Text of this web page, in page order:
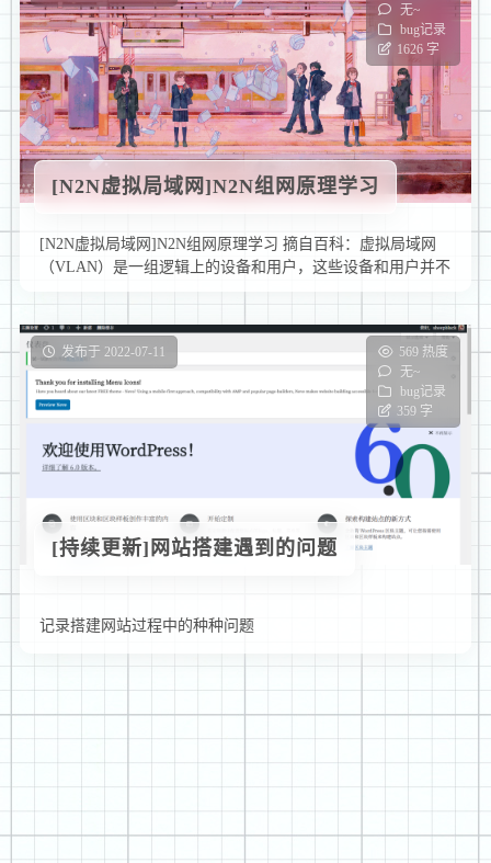
无~
bug记录
1626 字
[N2N虚拟局域网]N2N组网原理学习
[N2N虚拟局域网]N2N组网原理学习 摘自百科：虚拟局域网
（VLAN）是一组逻辑上的设备和用户，这些设备和用户并不
受物理位置的限 …
发布于 2022-07-11
569 热度
无~
bug记录
359 字
[持续更新]网站搭建遇到的问题
记录搭建网站过程中的种种问题